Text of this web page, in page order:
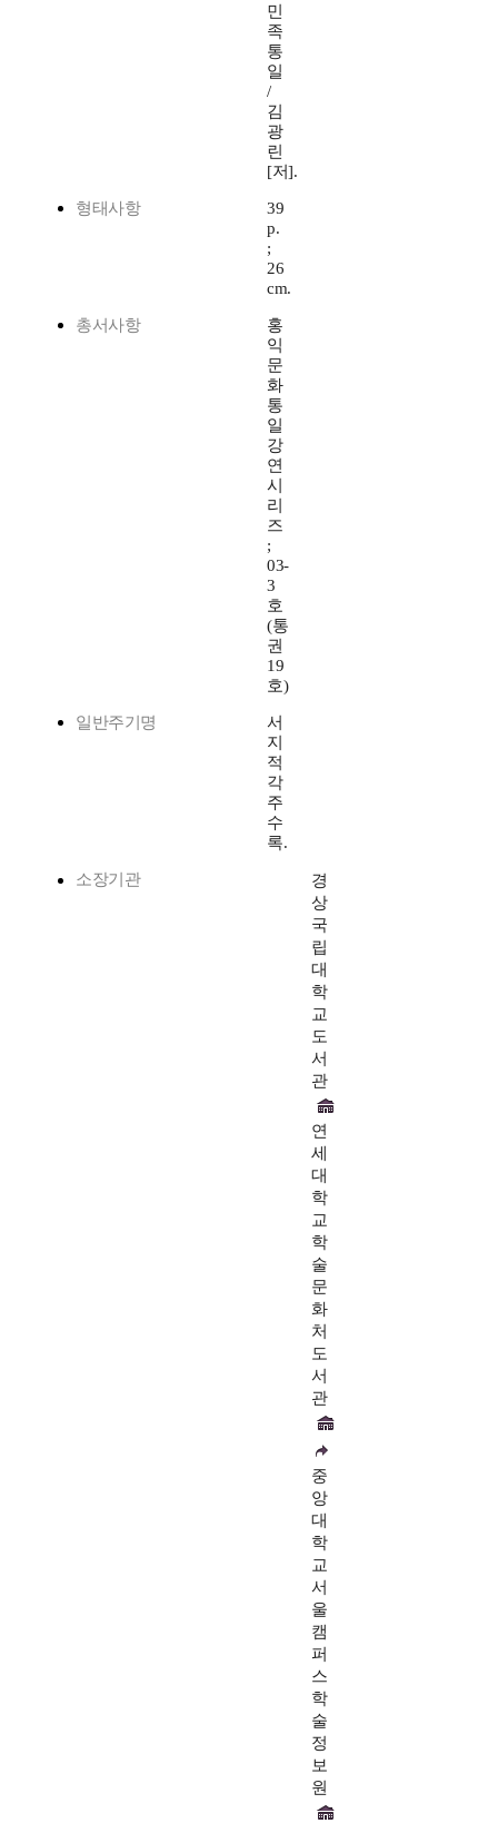
민
족
통
일
/
김
광
린
[저].
형태사항
39
p.
;
26
cm.
총서사항
홍
익
문
화
통
일
강
연
시
리
즈
;
03-
3
호
(통
권
19
호)
일반주기명
서
지
적
각
주
수
록.
소장기관
경
상
국
립
대
학
교
도
서
관
연
세
대
학
교
학
술
문
화
처
도
서
관
중
앙
대
학
교
서
울
캠
퍼
스
학
술
정
보
원